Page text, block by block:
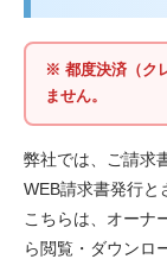
※ 都度決済（ク
ません。
弊社では、ご請求
WEB請求書発行と
こちらは、オーナ
ら閲覧・ダウンロ